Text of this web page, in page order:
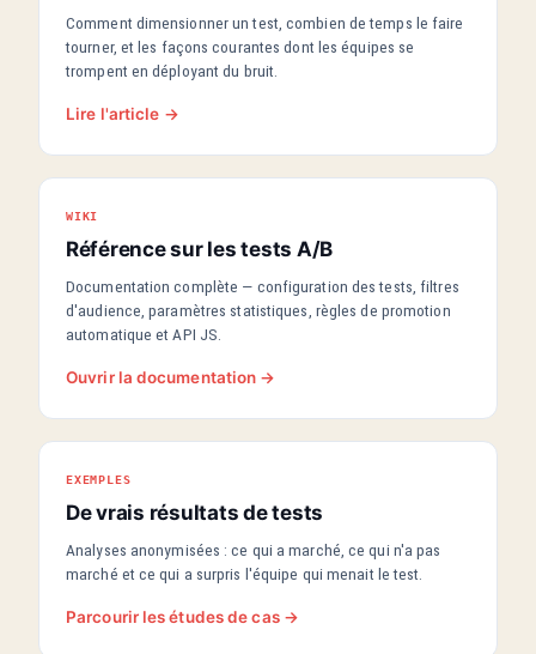
Comment dimensionner un test, combien de temps le faire
tourner, et les façons courantes dont les équipes se
trompent en déployant du bruit.
Lire l'article →
WIKI
Référence sur les tests A/B
Documentation complète — configuration des tests, filtres
d'audience, paramètres statistiques, règles de promotion
automatique et API JS.
Ouvrir la documentation →
EXEMPLES
De vrais résultats de tests
Analyses anonymisées : ce qui a marché, ce qui n'a pas
marché et ce qui a surpris l'équipe qui menait le test.
Parcourir les études de cas →